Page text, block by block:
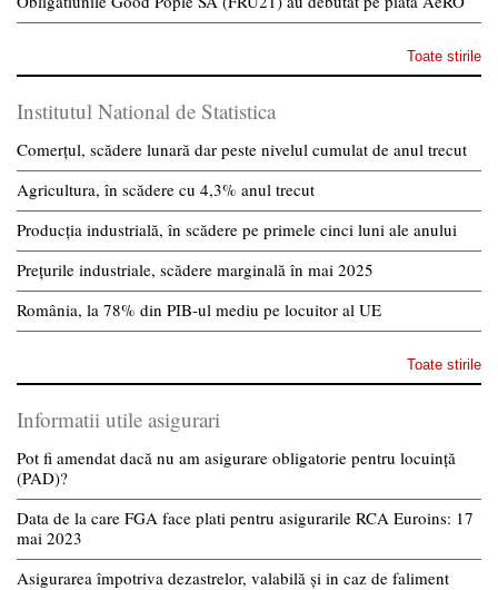
Toate stirile
Institutul National de Statistica
Comerțul, scădere lunară dar peste nivelul cumulat de anul trecut
Agricultura, în scădere cu 4,3% anul trecut
Producția industrială, în scădere pe primele cinci luni ale anului
Prețurile industriale, scădere marginală în mai 2025
România, la 78% din PIB-ul mediu pe locuitor al UE
Toate stirile
Informatii utile asigurari
Pot fi amendat dacă nu am asigurare obligatorie pentru locuință
(PAD)?
Data de la care FGA face plati pentru asigurarile RCA Euroins: 17
mai 2023
Asigurarea împotriva dezastrelor, valabilă și in caz de faliment